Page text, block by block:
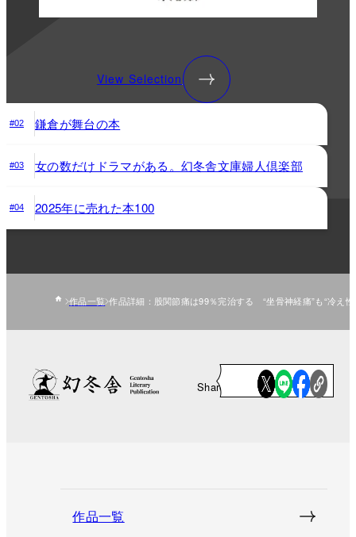
View Selection
#02 鎌倉が舞台の本
#03 女の数だけドラマがある。幻冬舎文庫婦人倶楽部
#04 2025年に売れた本100
作品一覧 作品詳細：股関節痛は99％完治する “坐骨神経痛”も“冷え
Share
作品一覧